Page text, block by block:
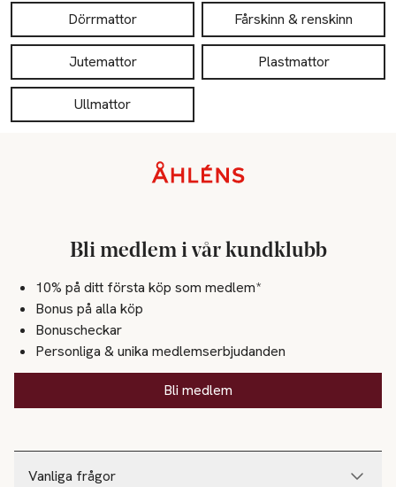
Dörrmattor Fårskinn & renskinn
Jutemattor Plastmattor
Ullmattor
Vanliga frågor
Bli medlem i vår kundklubb
10% på ditt första köp som medlem*
Bonus på alla köp
Bonuscheckar
Personliga & unika medlemserbjudanden
Bli medlem